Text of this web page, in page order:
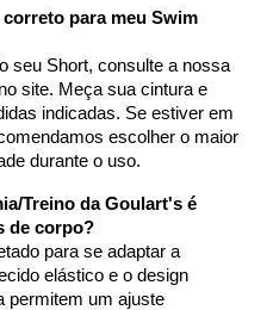
para meu Swim
seu Short, consulte a nossa
site. Meça sua cintura e
indicadas. Se estiver em
escolher o maior
durante o uso.
Treino da Goulart's é
de corpo?
para se adaptar a
elástico e o design
permitem um ajuste